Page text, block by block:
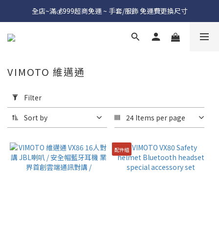
全店~滿💰999超商免運 ~ 手套/服飾 免運費更換尺寸
Filter
(0/20)
Range
(NT$)
VIMOTO 維邁通
Filter
Sort by 24 Items per page
配件組